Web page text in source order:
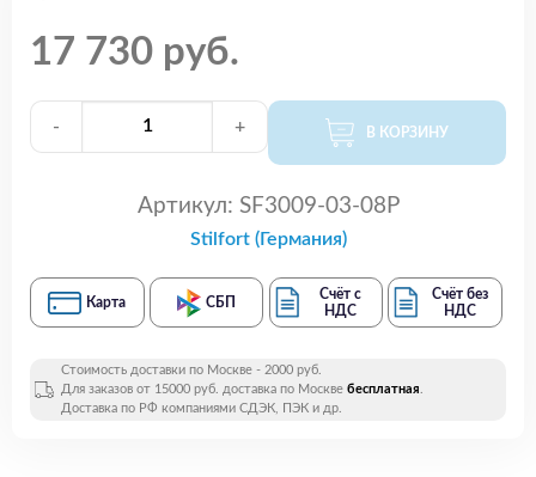
17 730 руб.
- + В КОРЗИНУ
Артикул: SF3009-03-08P
Stilfort (Германия)
Карта СБП
Счёт с
НДС
Счёт без
НДС
Стоимость доставки по Москве - 2000 руб.
Для заказов от 15000 руб. доставка по Москве бесплатная.
Доставка по РФ компаниями СДЭК, ПЭК и др.